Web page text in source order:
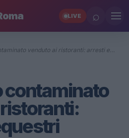
LIVE ⌕
venduto ai ristoranti: arresti e…
contaminato